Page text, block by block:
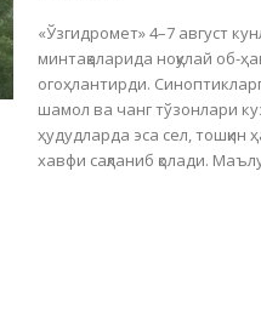
«Ўзгидромет» 4–7 август
минтақаларида ноқулай об-
огоҳлантирди.
шамол ва чанг тўзонлари
ҳудудларда эса сел,
хавфи